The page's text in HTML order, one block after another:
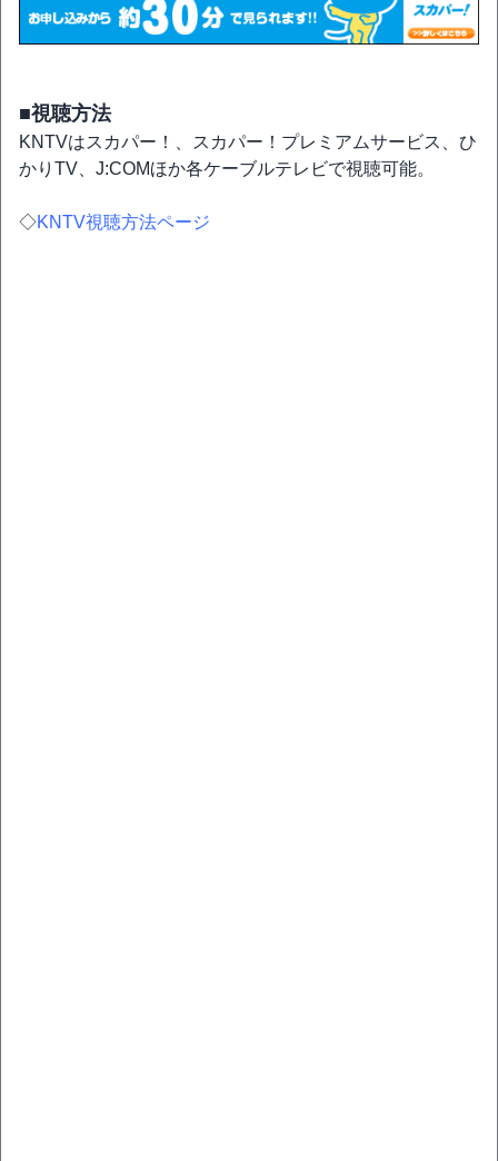
■視聴方法
KNTVはスカパー！、スカパー！プレミアムサービス、ひ
かりTV、J:COMほか各ケーブルテレビで視聴可能。
◇KNTV視聴方法ページ